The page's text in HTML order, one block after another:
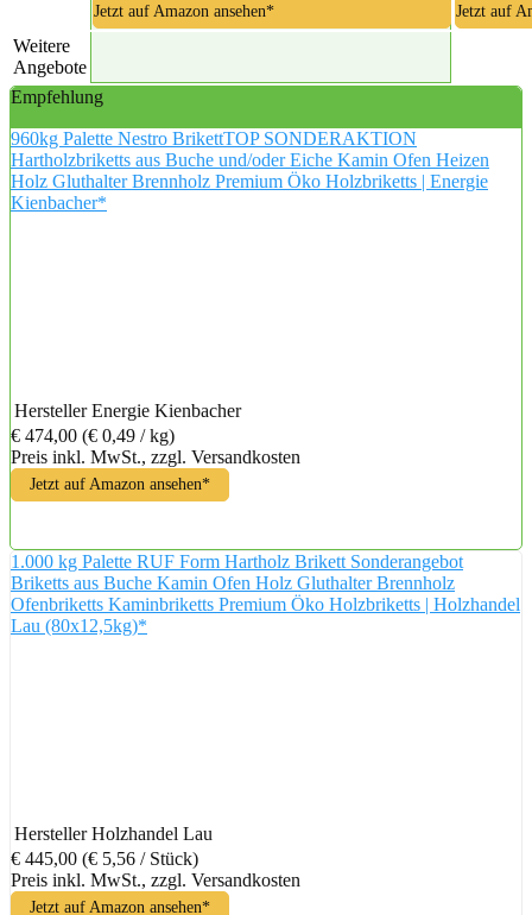
Jetzt auf Amazon ansehen* Jetzt auf
Weitere
Angebote
Empfehlung
960kg Palette Nestro BrikettTOP SONDERAKTION
Hartholzbriketts aus Buche und/oder Eiche Kamin Ofen Heizen
Holz Gluthalter Brennholz Premium Öko Holzbriketts | Energie
Kienbacher*
Hersteller Energie Kienbacher
€ 474,00 (€ 0,49 / kg)
Preis inkl. MwSt., zzgl. Versandkosten
Jetzt auf Amazon ansehen*
1.000 kg Palette RUF Form Hartholz Brikett Sonderangebot
Briketts aus Buche Kamin Ofen Holz Gluthalter Brennholz
Ofenbriketts Kaminbriketts Premium Öko Holzbriketts | Holzhandel
Lau (80x12,5kg)*
Hersteller Holzhandel Lau
€ 445,00 (€ 5,56 / Stück)
Preis inkl. MwSt., zzgl. Versandkosten
Jetzt auf Amazon ansehen*